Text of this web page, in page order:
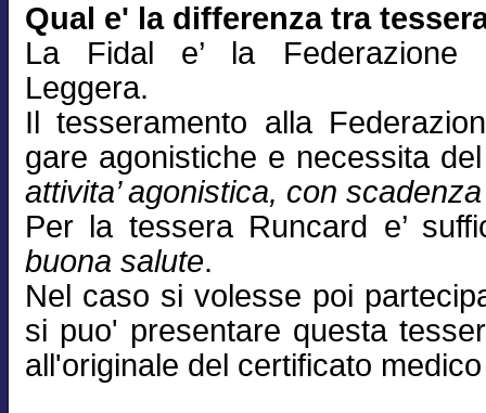
Qual e' la differenza tra
La Fidal e’ la Federazione
Leggera.
Il tesseramento alla
gare agonistiche e necessita
attivita’ agonistica, con
Per la tessera Runcard e’
buona salute.
Nel caso si volesse poi
si puo' presentare questa
all'originale del certificato